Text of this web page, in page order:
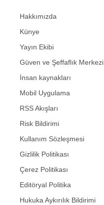
Hakkımızda
Künye
Yayın Ekibi
Güven ve Şeffaflık Merkezi
İnsan kaynakları
Mobil Uygulama
RSS Akışları
Risk Bildirimi
Kullanım Sözleşmesi
Gizlilik Politikası
Çerez Politikası
Editöryal Politika
Hukuka Aykırılık Bildirimi